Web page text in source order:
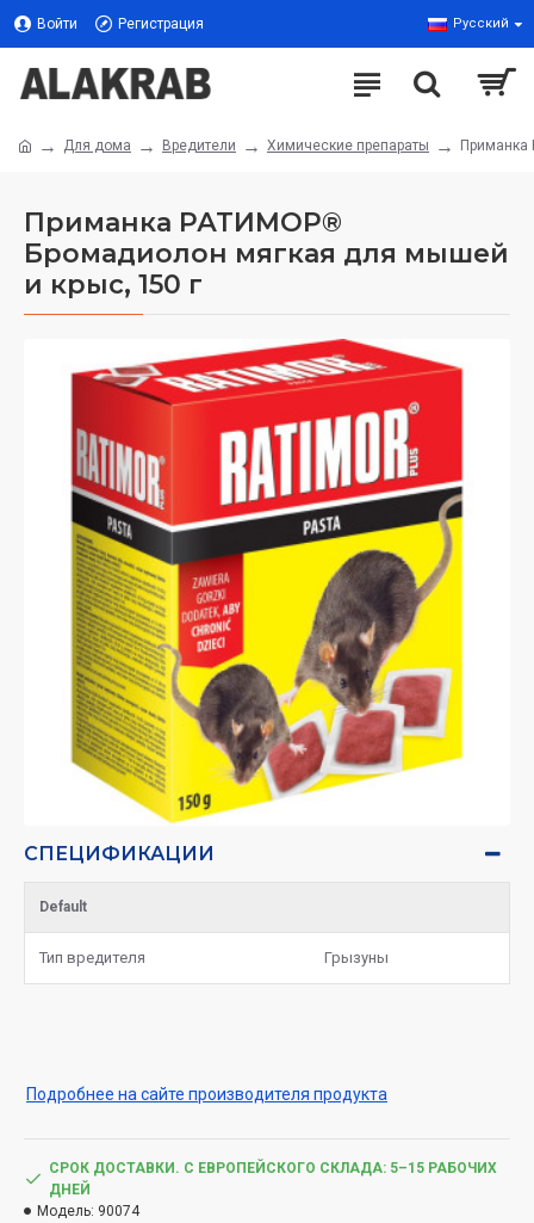
Войти Регистрация Русский
Для дома Вредители Химические препараты
Приманка РАТИМОР®
Бромадиолон мягкая для мышей
и крыс, 150 г
СПЕЦИФИКАЦИИ
Default
Тип вредителя Грызуны
Подробнее на сайте производителя продукта
СРОК ДОСТАВКИ. С ЕВРОПЕЙСКОГО СКЛАДА: 5–15 РАБОЧИХ
ДНЕЙ
Модель: 90074